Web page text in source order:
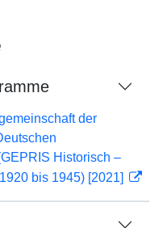
der
Historisch –
bis 1945) [2021]